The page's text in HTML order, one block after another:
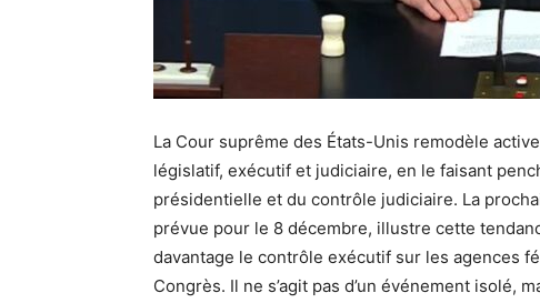
La Cour suprême des États-Unis remodèle
législatif, exécutif et judiciaire, en le faisant
présidentielle et du contrôle judiciaire. La
prévue pour le 8 décembre, illustre cette
davantage le contrôle exécutif sur les agences
Congrès. Il ne s’agit pas d’un événement isolé,